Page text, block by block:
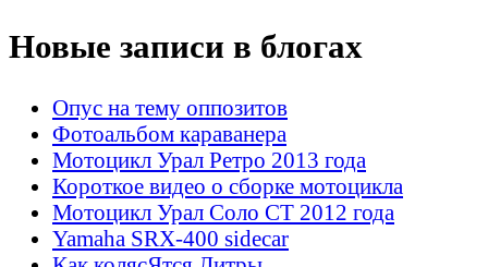
Новые записи в блогах
Опус на тему оппозитов
Фотоальбом караванера
Мотоцикл Урал Ретро 2013 года
Короткое видео о сборке мотоцикла
Мотоцикл Урал Соло СТ 2012 года
Yamaha SRX-400 sidecar